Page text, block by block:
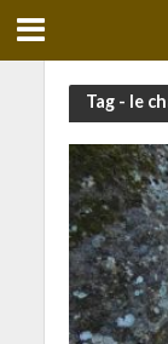
Tag - le